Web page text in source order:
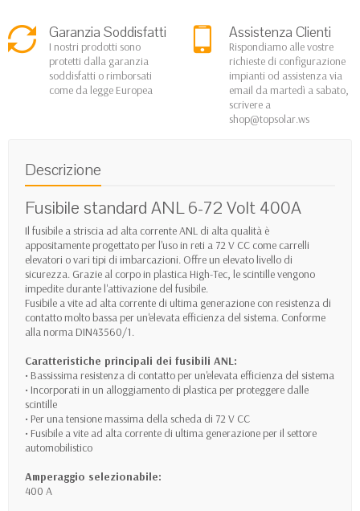
Garanzia Soddisfatti
I nostri prodotti sono
protetti dalla garanzia
soddisfatti o rimborsati
come da legge Europea
Assistenza Clienti
Rispondiamo alle vostre
richieste di configurazione
impianti od assistenza via
email da martedì a sabato,
scrivere a
shop@topsolar.ws
Descrizione
Fusibile standard ANL 6-72 Volt 400A
Il fusibile a striscia ad alta corrente ANL di alta qualità è
appositamente progettato per l'uso in reti a 72 V CC come carrelli
elevatori o vari tipi di imbarcazioni. Offre un elevato livello di
sicurezza. Grazie al corpo in plastica High-Tec, le scintille vengono
impedite durante l'attivazione del fusibile.
Fusibile a vite ad alta corrente di ultima generazione con resistenza di
contatto molto bassa per un'elevata efficienza del sistema. Conforme
alla norma DIN43560/1.
Caratteristiche principali dei fusibili ANL:
• Bassissima resistenza di contatto per un'elevata efficienza del sistema
• Incorporati in un alloggiamento di plastica per proteggere dalle
scintille
• Per una tensione massima della scheda di 72 V CC
• Fusibile a vite ad alta corrente di ultima generazione per il settore
automobilistico
Amperaggio selezionabile:
400 A